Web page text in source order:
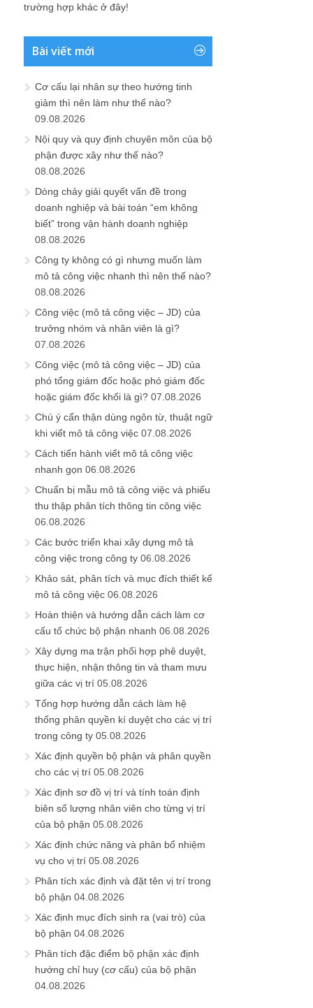
trường hợp khác ở đây!
Bài viết mới
Cơ cấu lại nhân sự theo hướng tinh
giảm thì nên làm như thế nào?
09.08.2026
Nội quy và quy định chuyên môn của bộ
phận được xây như thế nào?
08.08.2026
Dòng chảy giải quyết vấn đề trong
doanh nghiệp và bài toán “em không
biết” trong vận hành doanh nghiệp
08.08.2026
Công ty không có gì nhưng muốn làm
mô tả công việc nhanh thì nên thế nào?
08.08.2026
Công việc (mô tả công việc – JD) của
trưởng nhóm và nhân viên là gì?
07.08.2026
Công việc (mô tả công việc – JD) của
phó tổng giám đốc hoặc phó giám đốc
hoặc giám đốc khối là gì? 07.08.2026
Chú ý cẩn thận dùng ngôn từ, thuật ngữ
khi viết mô tả công việc 07.08.2026
Cách tiến hành viết mô tả công việc
nhanh gọn 06.08.2026
Chuẩn bị mẫu mô tả công việc và phiếu
thu thập phân tích thông tin công việc
06.08.2026
Các bước triển khai xây dựng mô tả
công việc trong công ty 06.08.2026
Khảo sát, phân tích và mục đích thiết kế
mô tả công việc 06.08.2026
Hoàn thiện và hướng dẫn cách làm cơ
cấu tổ chức bộ phận nhanh 06.08.2026
Xây dựng ma trận phối hợp phê duyệt,
thực hiện, nhận thông tin và tham mưu
giữa các vị trí 05.08.2026
Tổng hợp hướng dẫn cách làm hệ
thống phân quyền kí duyệt cho các vị trí
trong công ty 05.08.2026
Xác định quyền bộ phận và phân quyền
cho các vị trí 05.08.2026
Xác định sơ đồ vị trí và tính toán định
biên số lượng nhân viên cho từng vị trí
của bộ phận 05.08.2026
Xác định chức năng và phân bổ nhiệm
vụ cho vị trí 05.08.2026
Phân tích xác định và đặt tên vị trí trong
bộ phận 04.08.2026
Xác định mục đích sinh ra (vai trò) của
bộ phận 04.08.2026
Phân tích đặc điểm bộ phận xác định
hướng chỉ huy (cơ cấu) của bộ phận
04.08.2026